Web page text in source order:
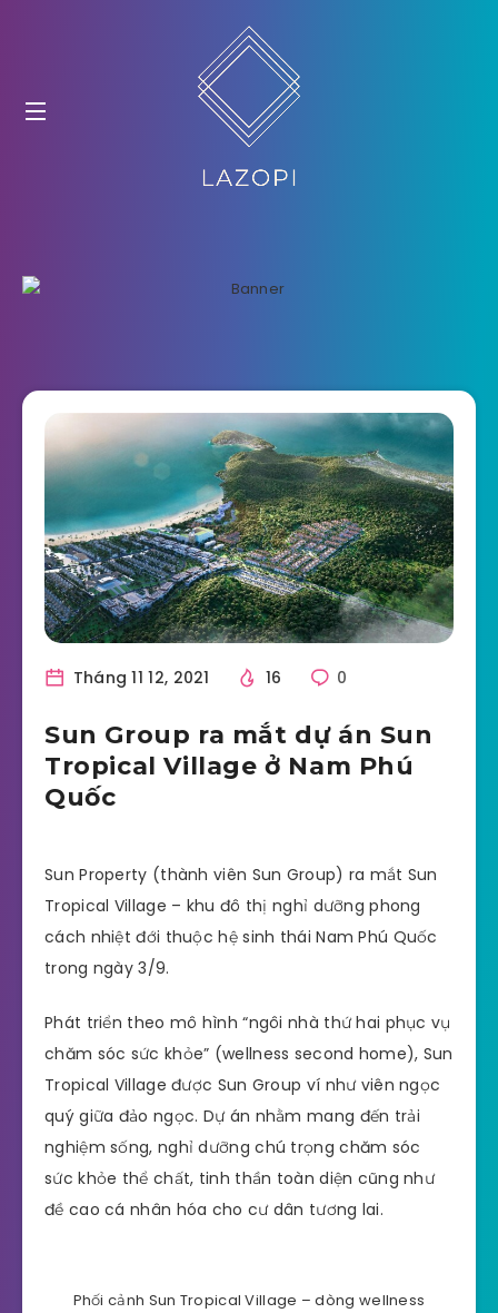
Tháng 11 12, 2021 16 0
Sun Group ra mắt dự án Sun
Tropical Village ở Nam Phú
Quốc
Sun Property (thành viên Sun Group) ra mắt Sun
Tropical Village – khu đô thị nghỉ dưỡng phong
cách nhiệt đới thuộc hệ sinh thái Nam Phú Quốc
trong ngày 3/9.
Phát triển theo mô hình “ngôi nhà thứ hai phục vụ
chăm sóc sức khỏe” (wellness second home), Sun
Tropical Village được Sun Group ví như viên ngọc
quý giữa đảo ngọc. Dự án nhằm mang đến trải
nghiệm sống, nghỉ dưỡng chú trọng chăm sóc
sức khỏe thể chất, tinh thần toàn diện cũng như
đề cao cá nhân hóa cho cư dân tương lai.
Phối cảnh Sun Tropical Village – dòng wellness